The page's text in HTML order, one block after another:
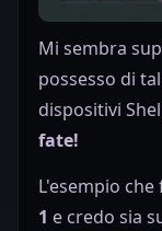
Mi sembra
possesso di
dispositivi
fate!
L'esempio
1 e credo sia